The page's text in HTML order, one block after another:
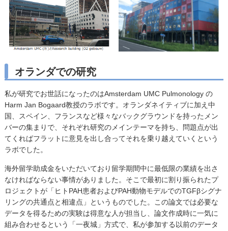
オランダでの研究
私が研究でお世話になったのはAmsterdam UMC Pulmonology の
Harm Jan Bogaard教授のラボです。オランダネイティブに加え中
国、スペイン、フランスなど様々なバックグラウンドを持ったメン
バーの集まりで、それぞれ研究のメインテーマを持ち、問題点が出
てくればフラットに意見を出し合ってそれを乗り越えていくという
ラボでした。
海外留学助成金をいただいており留学期間中に最低限の業績を出さ
なければならない事情がありました。そこで最初に割り振られたプ
ロジェクトが「ヒトPAH患者およびPAH動物モデルでのTGFβシグナ
リングの共通点と相違点」というものでした。この論文では必要な
データを得るための実験は得意な人が担当し、論文作成時に一気に
組み合わせるという「一夜城」方式で、私が参加する以前のデータ